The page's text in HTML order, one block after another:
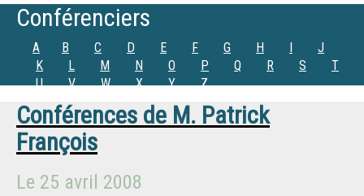
Conférenciers
A B C D E F G H I
J
K
L M N O P Q R S
T
U
V W X Y Z
Conférences de M. Patrick
François
Le 25 avril 2008